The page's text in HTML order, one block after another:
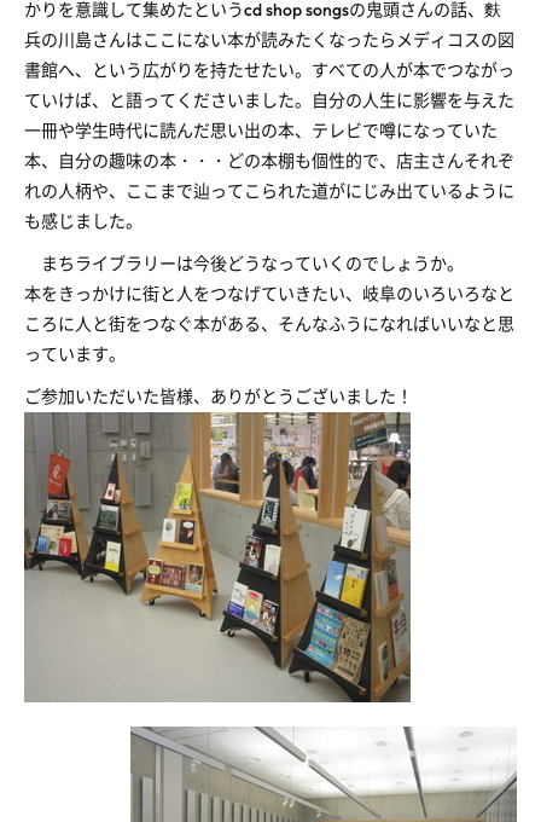
かりを意識して集めたというcd shop songsの鬼頭さんの話、麩
兵の川島さんはここにない本が読みたくなったらメディコスの図
書館へ、という広がりを持たせたい。すべての人が本でつながっ
ていけば、と語ってくださいました。自分の人生に影響を与えた
一冊や学生時代に読んだ思い出の本、テレビで噂になっていた
本、自分の趣味の本・・・どの本棚も個性的で、店主さんそれぞ
れの人柄や、ここまで辿ってこられた道がにじみ出ているように
も感じました。
まちライブラリーは今後どうなっていくのでしょうか。
本をきっかけに街と人をつなげていきたい、岐阜のいろいろなと
ころに人と街をつなぐ本がある、そんなふうになればいいなと思
っています。
ご参加いただいた皆様、ありがとうございました！